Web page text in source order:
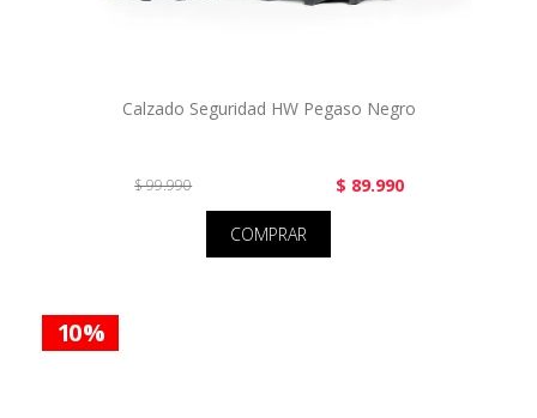
Calzado Seguridad HW Pegaso Negro
$ 99.990 $ 89.990
COMPRAR
10 %